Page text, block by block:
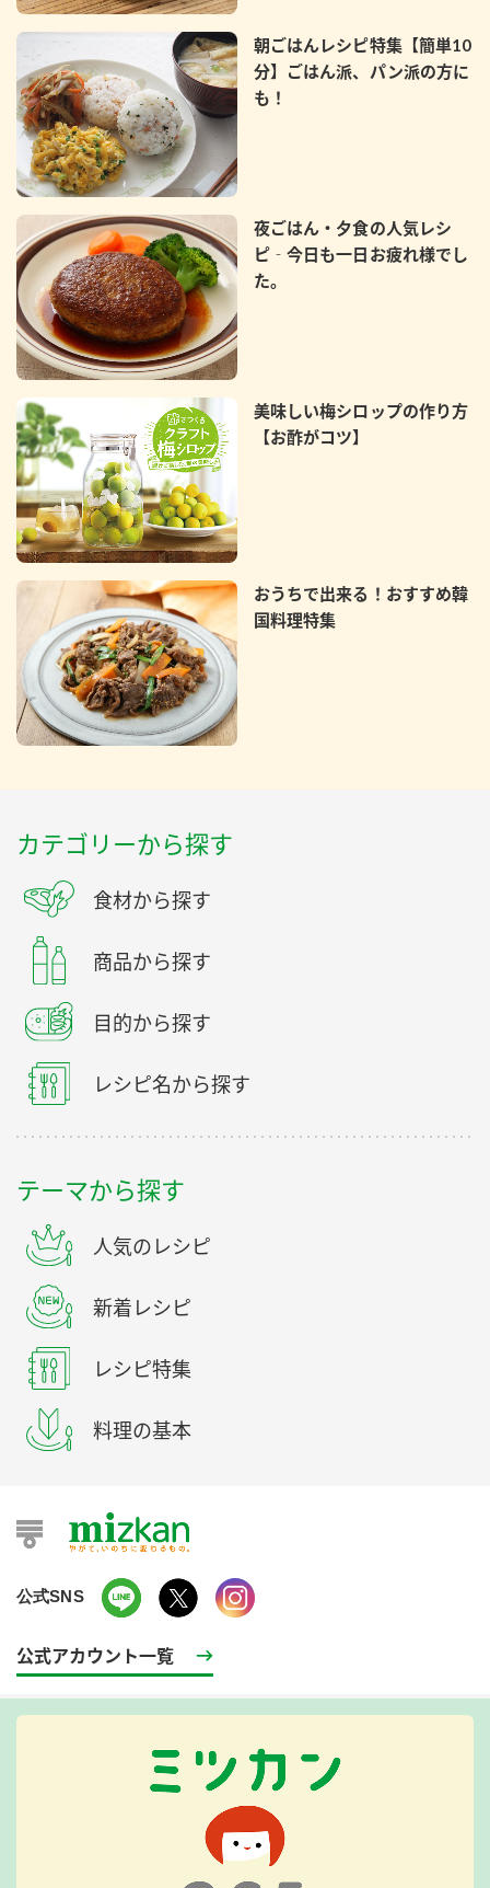
朝ごはんレシピ特集【簡単10
分】ごはん派、パン派の方に
も！
夜ごはん・夕食の人気レシ
ピ‐今日も一日お疲れ様でし
た。
美味しい梅シロップの作り方
【お酢がコツ】
おうちで出来る！おすすめ韓
国料理特集
カテゴリーから探す
食材から探す
商品から探す
目的から探す
レシピ名から探す
テーマから探す
人気のレシピ
新着レシピ
レシピ特集
料理の基本
公式SNS
公式アカウント一覧